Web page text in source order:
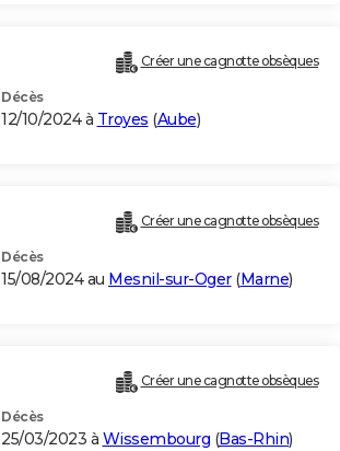
Créer une cagnotte obsèques
Décès
12/10/2024 à Troyes (Aube)
Créer une cagnotte obsèques
Décès
15/08/2024 au Mesnil-sur-Oger(Marne)
Créer une cagnotte obsèques
Décès
25/03/2023 à Wissembourg (Bas-Rhin)